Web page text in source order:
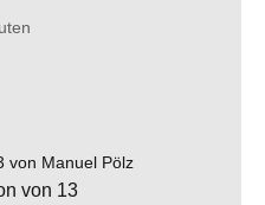
von Manuel Pölz
von 13